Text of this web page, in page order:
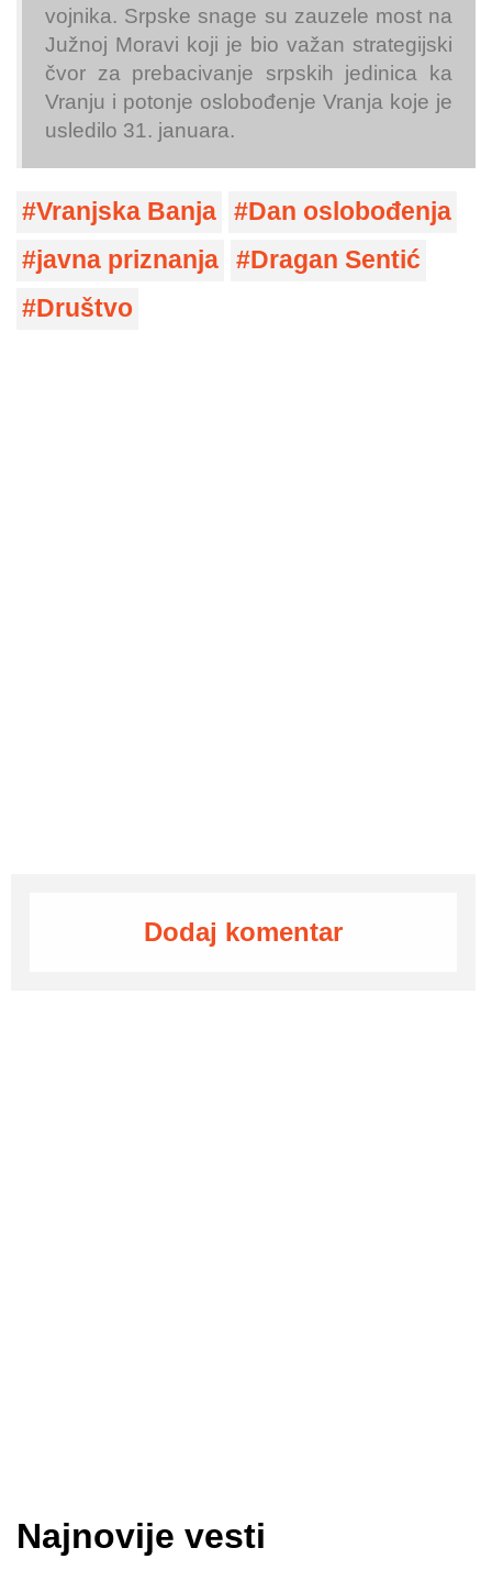
vojnika. Srpske snage su zauzele most na
Južnoj Moravi koji je bio važan strategijski
čvor za prebacivanje srpskih jedinica ka
Vranju i potonje oslobođenje Vranja koje je
usledilo 31. januara.
Vranjska Banja
Dan oslobođenja
javna priznanja
Dragan Sentić
Društvo
Dodaj komentar
Najnovije vesti